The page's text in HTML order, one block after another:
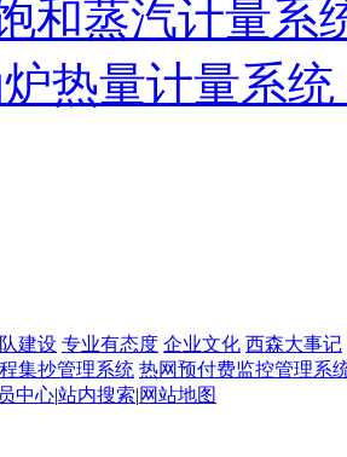
和蒸汽计量系
热量计量系
建设 专业有态度 企业文化 西森大事记
集抄管理系统 热网预付费监控管理系
中心|站内搜索|网站地图